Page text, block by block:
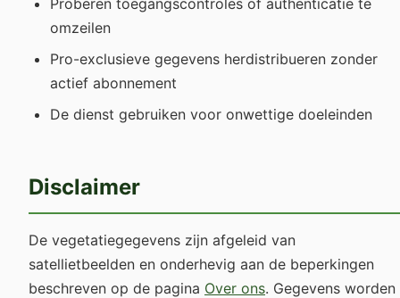
Proberen toegangscontroles of authenticatie te
omzeilen
Pro-exclusieve gegevens herdistribueren zonder
actief abonnement
De dienst gebruiken voor onwettige doeleinden
Disclaimer
De vegetatiegegevens zijn afgeleid van
satellietbeelden en onderhevig aan de beperkingen
beschreven op de pagina Over ons. Gegevens worden